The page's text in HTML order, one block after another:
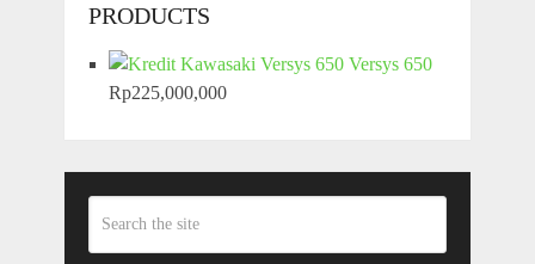
PRODUCTS
Versys 650
Rp225,000,000